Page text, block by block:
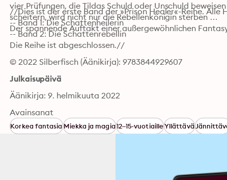
vier Prüfungen, die Tildas Schuld oder Unschuld
scheitern, wird nicht nur die Rebellenkönigin sterben …
Der spannende Auftakt einer außergewöhnlichen
//Dies ist der erste Band der »Prison Healer«-Reihe.
-- Band 1: Die Schattenheilerin
-- Band 2: Die Schattenrebellin
Die Reihe ist abgeschlossen.//
© 2022 Silberfisch (Äänikirja): 9783844929607
Julkaisupäivä
Äänikirja: 9. helmikuuta 2022
Avainsanat
Korkea fantasiaMiekka ja magia12–15-vuotiailleYllättävä